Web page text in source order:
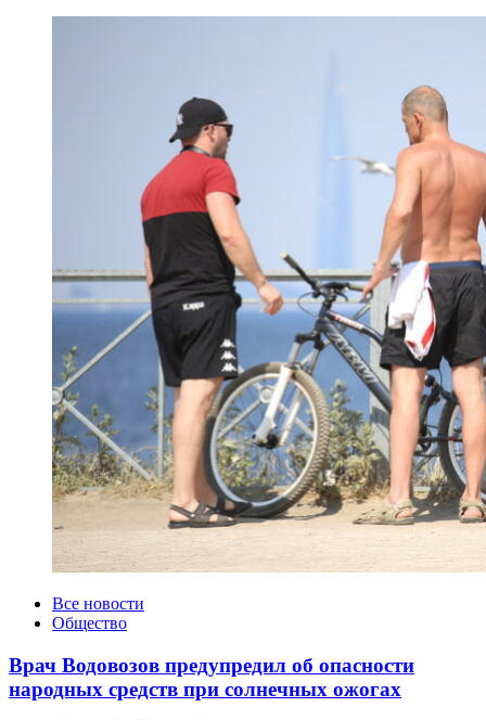
КатегорииВсе новости
Общество
Врач Водовозов предупредил об опасности
народных средств при солнечных ожогах